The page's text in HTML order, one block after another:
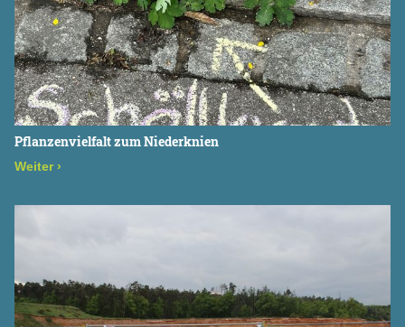
Pflanzenvielfalt zum Niederknien
Weiter ›